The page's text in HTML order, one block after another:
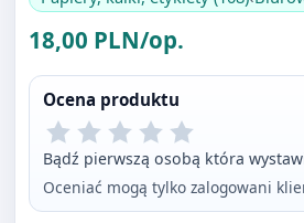
Ocena produktu
Bądź pierwszą osobą która wystawi
Oceniać mogą tylko zalogowani
Ilość